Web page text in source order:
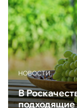
НОВОСТИ
В